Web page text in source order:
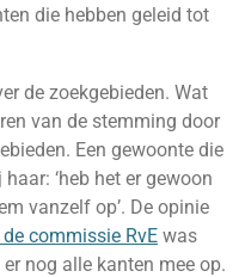
die hebben geleid tot
de zoekgebieden. Wat
van de stemming door
Een gewoonte die
‘heb het er gewoon
vanzelf op’. De opinie
commissie RvE was
nog alle kanten mee op.